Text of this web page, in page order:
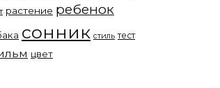
растение ребенок
сонник стиль тест
цвет